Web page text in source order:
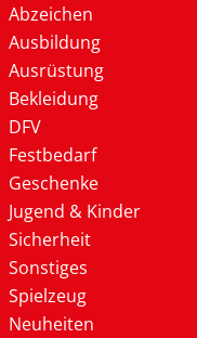
Abzeichen
Ausbildung
Ausrüstung
Bekleidung
DFV
Festbedarf
Geschenke
Jugend & Kinder
Sicherheit
Sonstiges
Spielzeug
Neuheiten